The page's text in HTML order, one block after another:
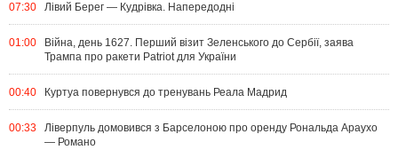
07:30 Лівий Берег — Кудрівка. Напередодні
01:00
Війна, день 1627. Перший візит Зеленського до Сербії, заява
Трампа про ракети Patriot для України
00:40 Куртуа повернувся до тренувань Реала Мадрид
00:33
Ліверпуль домовився з Барселоною про оренду Рональда Араухо
— Романо